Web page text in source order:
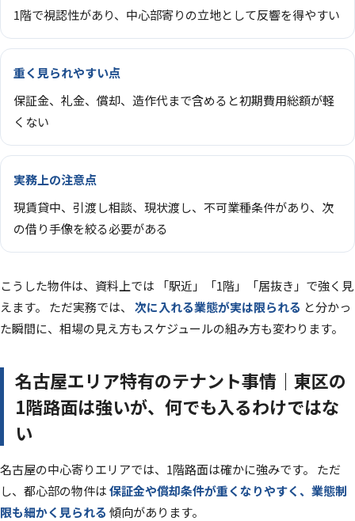
1階で視認性があり、中心部寄りの立地として反響を得やすい
重く見られやすい点
保証金、礼金、償却、造作代まで含めると初期費用総額が軽
くない
実務上の注意点
現賃貸中、引渡し相談、現状渡し、不可業種条件があり、次
の借り手像を絞る必要がある
こうした物件は、資料上では 「駅近」「1階」「居抜き」で強く見
えます。 ただ実務では、 次に入れる業態が実は限られる と分かっ
た瞬間に、相場の見え方もスケジュールの組み方も変わります。
名古屋エリア特有のテナント事情｜東区の
1階路面は強いが、何でも入るわけではな
い
名古屋の中心寄りエリアでは、1階路面は確かに強みです。 ただ
し、都心部の物件は保証金や償却条件が重くなりやすく、業態制
限も細かく見られる 傾向があります。